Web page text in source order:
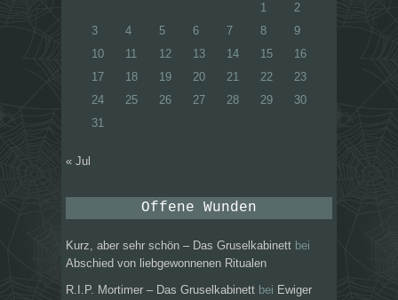
1
2
3
4 5 6 7 8
9
10
11 12 13 14 15
16
17
18 19 20 21 22
23
24
25 26 27 28 29
30
31
« Jul
Offene Wunden
Kurz, aber sehr schön – Das Gruselkabinett bei
Abschied von liebgewonnenen Ritualen
R.I.P. Mortimer – Das Gruselkabinett bei Ewiger